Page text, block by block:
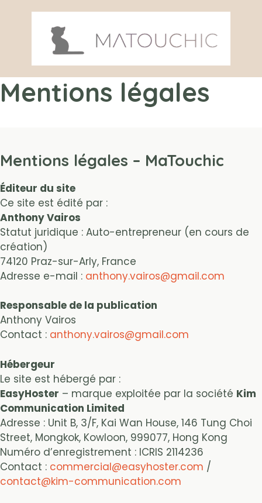
Mentions légales
Mentions légales – MaTouchic
Éditeur du site
Ce site est édité par :
Anthony Vairos
Statut juridique : Auto-entrepreneur (en cours de
création)
74120 Praz-sur-Arly, France
Adresse e-mail : anthony.vairos@gmail.com
Responsable de la publication
Anthony Vairos
Contact : anthony.vairos@gmail.com
Hébergeur
Le site est hébergé par :
EasyHoster – marque exploitée par la société Kim
Communication Limited
Adresse : Unit B, 3/F, Kai Wan House, 146 Tung Choi
Street, Mongkok, Kowloon, 999077, Hong Kong
Numéro d’enregistrement : ICRIS 2114236
Contact : commercial@easyhoster.com /
contact@kim-communication.com